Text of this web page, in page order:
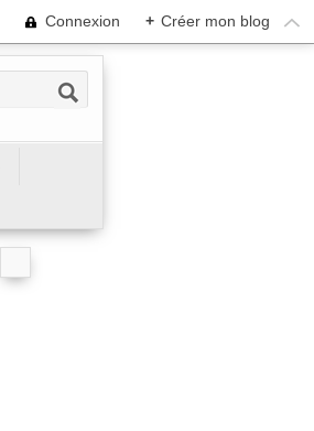
Connexion + Créer mon blog